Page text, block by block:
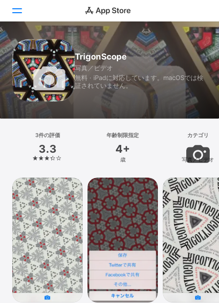
Today
ゲーム
アプリ
検索
プラットフォーム
iPhone
iPad
Mac
Vision
Watch
TV
TrigonScope
写真／ビデオ
無料 · iPadに対応しています。macOSでは検
証されていません。
3件の評価
3.3
年齢制限指定
4+
歳
カテゴリ
写真／ビデオ